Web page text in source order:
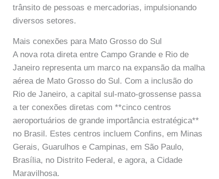
trânsito de pessoas e mercadorias, impulsionando
diversos setores.
Mais conexões para Mato Grosso do Sul
A nova rota direta entre Campo Grande e Rio de
Janeiro representa um marco na expansão da malha
aérea de Mato Grosso do Sul. Com a inclusão do
Rio de Janeiro, a capital sul-mato-grossense passa
a ter conexões diretas com **cinco centros
aeroportuários de grande importância estratégica**
no Brasil. Estes centros incluem Confins, em Minas
Gerais, Guarulhos e Campinas, em São Paulo,
Brasília, no Distrito Federal, e agora, a Cidade
Maravilhosa.